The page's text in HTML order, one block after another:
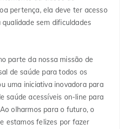
pertença, ela deve ter acesso
sem dificuldades
parte da nossa missão de
de saúde para todos os
uma iniciativa inovadora para
saúde acessíveis on-line para
olharmos para o futuro, o
estamos felizes por fazer